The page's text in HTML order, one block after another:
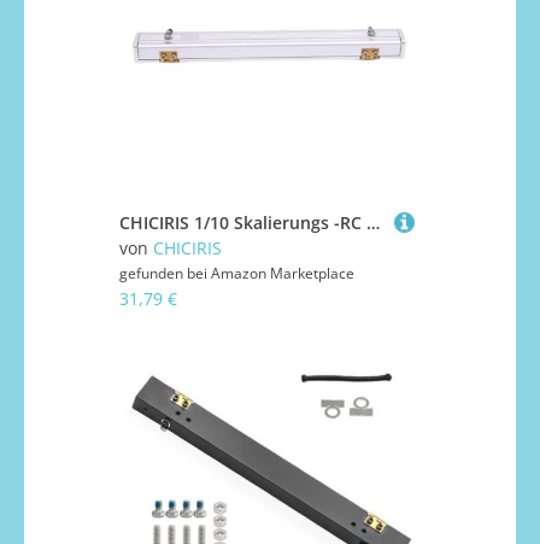
CHICIRIS 1/10 Skalierungs -RC -Zubehör, RC Auto Dach Zelt, Passend für 1/18 Auto Aluminium, Regen Baldachin Sonnenschutz Car Decoration Accessoire mit Schrauben und Nüssen (Silver)
von CHICIRIS
gefunden bei Amazon Marketplace
31,79 €